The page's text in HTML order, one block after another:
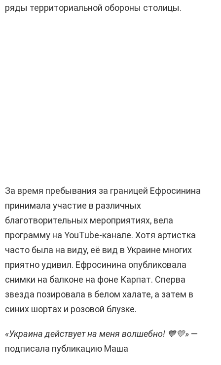
ряды территориальной обороны столицы.
За время пребывания за границей Ефросинина
принимала участие в различных
благотворительных мероприятиях, вела
программу на YouTube-канале. Хотя артистка
часто была на виду, её вид в Украине многих
приятно удивил. Ефросинина опубликовала
снимки на балконе на фоне Карпат. Сперва
звезда позировала в белом халате, а затем в
синих шортах и розовой блузке.
«Украина действует на меня волшебно! 💙💛» —
подписала публикацию Маша